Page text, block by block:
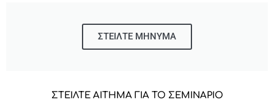
ΣΤΕΙΛΤΕ ΜΗΝΥΜΑ
ΣΤΕΙΛΤΕ ΑΙΤΗΜΑ ΓΙΑ ΤΟ ΣΕΜΙΝΑΡΙΟ